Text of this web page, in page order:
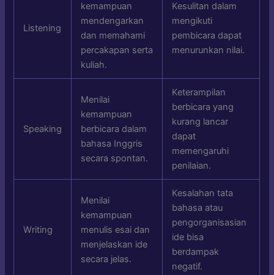
Listening
kemampuan
mendengarkan
dan memahami
percakapan serta
kuliah.
Kesulitan dalam
mengikuti
pembicara dapat
menurunkan nilai.
Speaking
Menilai
kemampuan
berbicara dalam
bahasa Inggris
secara spontan.
Keterampilan
berbicara yang
kurang lancar
dapat
memengaruhi
penilaian.
Writing
Menilai
kemampuan
menulis esai dan
menjelaskan ide
secara jelas.
Kesalahan tata
bahasa atau
pengorganisasian
ide bisa
berdampak
negatif.